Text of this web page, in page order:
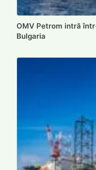
OMV Petrom intră
Bulgaria